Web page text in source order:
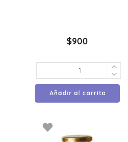
$900
Añadir al carrito